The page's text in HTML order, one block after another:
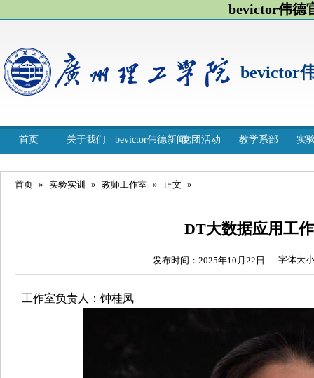
bevictor伟德
bevictor
首页 关于我们 bevictor伟德新闻党团活动 教学系部 实
首页 » 实验实训 » 教师工作室 » 正文 »
DT大数据应用工
发布时间：2025年10月22日 字体大
工作室负责人：钟桂凤